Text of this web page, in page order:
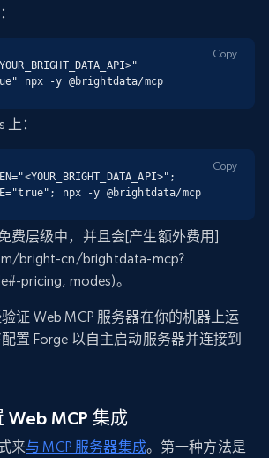
npx -y @brightdata/mcp
Copy
：
npx -y @brightdata/mcp
Copy
费层级中，并且会[产生额外费用]
bright-cn/brightdata-mcp?
pricing, modes)。
证 Web MCP 服务器在你的机器上运
置 Forge 以自主启动服务器并连接到
Web MCP 集成
来与 MCP 服务器集成。第一种方法是